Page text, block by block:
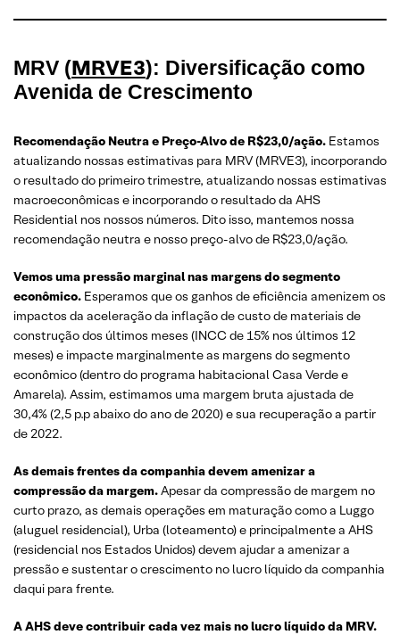
MRV (MRVE3): Diversificação como
Avenida de Crescimento
Recomendação Neutra e Preço-Alvo de R$23,0/ação. Estamos
atualizando nossas estimativas para MRV (MRVE3), incorporando
o resultado do primeiro trimestre, atualizando nossas estimativas
macroeconômicas e incorporando o resultado da AHS
Residential nos nossos números. Dito isso, mantemos nossa
recomendação neutra e nosso preço-alvo de R$23,0/ação.
Vemos uma pressão marginal nas margens do segmento
econômico. Esperamos que os ganhos de eficiência amenizem os
impactos da aceleração da inflação de custo de materiais de
construção dos últimos meses (INCC de 15% nos últimos 12
meses) e impacte marginalmente as margens do segmento
econômico (dentro do programa habitacional Casa Verde e
Amarela). Assim, estimamos uma margem bruta ajustada de
30,4% (2,5 p.p abaixo do ano de 2020) e sua recuperação a partir
de 2022.
As demais frentes da companhia devem amenizar a
compressão da margem.Apesar da compressão de margem no
curto prazo, as demais operações em maturação como a Luggo
(aluguel residencial), Urba (loteamento) e principalmente a AHS
(residencial nos Estados Unidos) devem ajudar a amenizar a
pressão e sustentar o crescimento no lucro líquido da companhia
daqui para frente.
A AHS deve contribuir cada vez mais no lucro líquido da MRV.